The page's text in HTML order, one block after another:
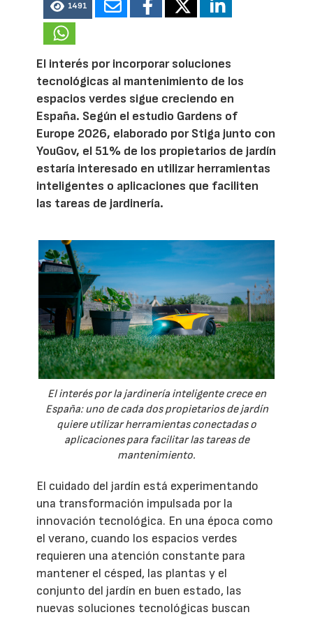
1491
El interés por incorporar soluciones
tecnológicas al mantenimiento de los
espacios verdes sigue creciendo en
España. Según el estudio Gardens of
Europe 2026, elaborado por Stiga junto con
YouGov, el 51% de los propietarios de jardín
estaría interesado en utilizar herramientas
inteligentes o aplicaciones que faciliten
las tareas de jardinería.
El interés por la jardinería inteligente crece en
España: uno de cada dos propietarios de jardín
quiere utilizar herramientas conectadas o
aplicaciones para facilitar las tareas de
mantenimiento.
El cuidado del jardín está experimentando
una transformación impulsada por la
innovación tecnológica. En una época como
el verano, cuando los espacios verdes
requieren una atención constante para
mantener el césped, las plantas y el
conjunto del jardín en buen estado, las
nuevas soluciones tecnológicas buscan